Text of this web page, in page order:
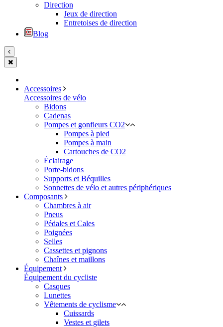
Direction
Jeux de direction
Entretoises de direction
Blog
Accessoires
Accessoires de vélo
Bidons
Cadenas
Pompes et gonfleurs CO2
Pompes à pied
Pompes à main
Cartouches de CO2
Éclairage
Porte-bidons
Supports et Béquilles
Sonnettes de vélo et autres périphériques
Composants
Chambres à air
Pneus
Pédales et Cales
Poignées
Selles
Cassettes et pignons
Chaînes et maillons
Équipement
Équipement du cycliste
Casques
Lunettes
Vêtements de cyclisme
Cuissards
Vestes et gilets